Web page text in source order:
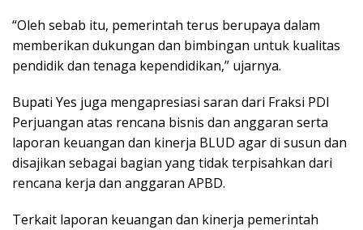
“Oleh sebab itu, pemerintah terus berupaya dalam
memberikan dukungan dan bimbingan untuk kualitas
pendidik dan tenaga kependidikan,” ujarnya.
Bupati Yes juga mengapresiasi saran dari Fraksi PDI
Perjuangan atas rencana bisnis dan anggaran serta
laporan keuangan dan kinerja BLUD agar di susun dan
disajikan sebagai bagian yang tidak terpisahkan dari
rencana kerja dan anggaran APBD.
Terkait laporan keuangan dan kinerja pemerintah